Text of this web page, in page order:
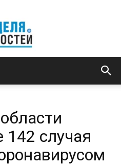
новостей
случая